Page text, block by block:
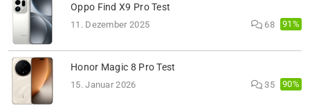
Oppo Find X9 Pro Test
11. Dezember 2025 68 91%
Honor Magic 8 Pro Test
15. Januar 2026 35 90%